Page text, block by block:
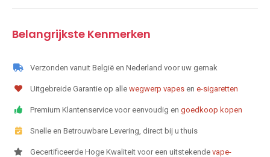
Belangrijkste Kenmerken
Verzonden vanuit België en Nederland voor uw gemak
Uitgebreide Garantie op alle wegwerp vapes en e-sigaretten
Premium Klantenservice voor eenvoudig en goedkoop kopen
Snelle en Betrouwbare Levering, direct bij u thuis
Gecertificeerde Hoge Kwaliteit voor een uitstekende vape-